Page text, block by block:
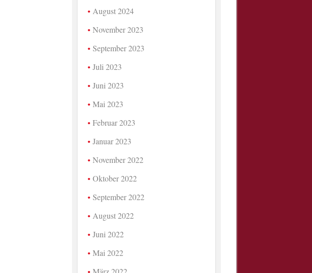
August 2024
November 2023
September 2023
Juli 2023
Juni 2023
Mai 2023
Februar 2023
Januar 2023
November 2022
Oktober 2022
September 2022
August 2022
Juni 2022
Mai 2022